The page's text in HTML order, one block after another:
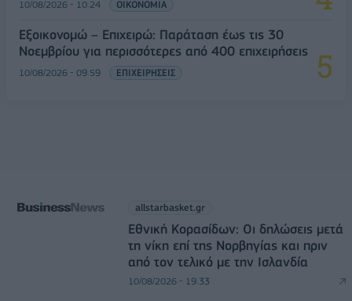
10/08/2026 - 10:24 ΟΙΚΟΝΟΜΙΑ
Εξοικονομώ – Επιχειρώ: Παράταση έως τις 30
Νοεμβρίου για περισσότερες από 400 επιχειρήσεις
10/08/2026 - 09:59 ΕΠΙΧΕΙΡΗΣΕΙΣ
allstarbasket.gr
Εθνική Κορασίδων: Οι δηλώσεις μετά
τη νίκη επί της Νορβηγίας και πριν
από τον τελικό με την Ισλανδία
10/08/2026 - 19:33